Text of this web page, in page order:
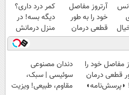
آرتروز مفاصل
خود را به طور
قطعی درمان
کنید!
◗پرسش‌نامه◖
کمر درد داری؟
دیگه بسه! در
منزل درمانش
کن
(◀پرسش‌نامه)
مفاصل خود را
قطعی درمان
◗پرسش‌نامه◖
دندان مصنوعی
سوئیسی | سبک،
مقاوم، طبیعی! ویزیت